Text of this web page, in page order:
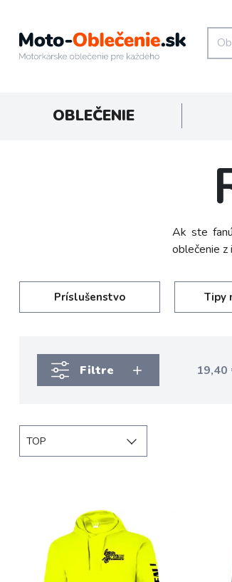
OBLEČENIE
Ak ste
oblečenie z
Príslušenstvo Tipy
Filtre 19,40
TOP